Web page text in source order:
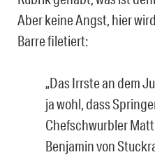
Aber keine Angst, hier
Barre filetiert:
„Das Irrste an dem
ja wohl, dass
Chefschwurbler
Benjamin von